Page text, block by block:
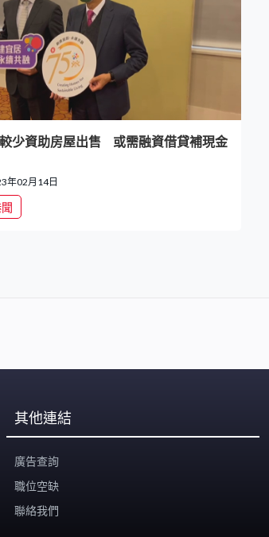
少資助房屋出售 或需融資借貸補現金
年02月14日
其他連結
廣告查詢
職位空缺
聯絡我們